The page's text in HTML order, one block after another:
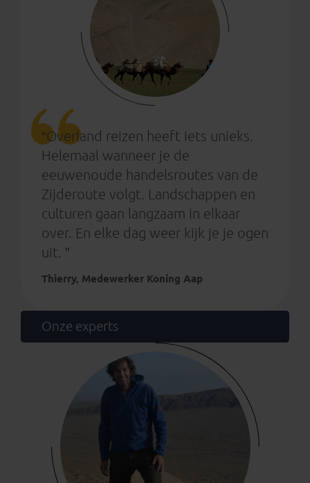
“Overland reizen heeft iets unieks.
Helemaal wanneer je de
eeuwenoude handelsroutes van de
Zijderoute volgt. Landschappen en
culturen gaan langzaam in elkaar
over. En elke dag weer kijk je je ogen
uit. ”
Thierry, Medewerker Koning Aap
Onze experts